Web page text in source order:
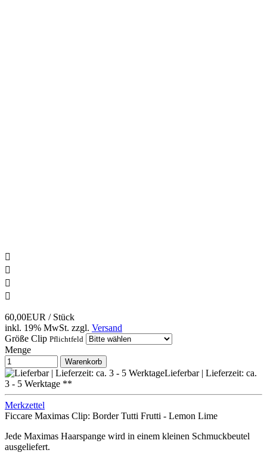




60,00EUR / Stück
inkl. 19% MwSt. zzgl. Versand
Größe Clip Pflichtfeld
Menge
Warenkorb
Lieferbar | Lieferzeit: ca.
3 - 5 Werktage **
Merkzettel
Ficcare Maximas Clip: Border Tutti Frutti - Lemon Lime
Jede Maximas Haarspange wird in einem kleinen Schmuckbeutel
ausgeliefert.